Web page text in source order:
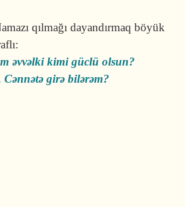
qılmağı dayandırmaq böyük
əvvəlki kimi güclü olsun?
Cənnətə girə bilərəm?